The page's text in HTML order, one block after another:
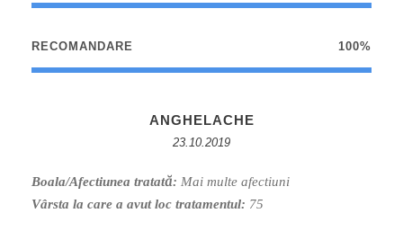
RECOMANDARE 100%
ANGHELACHE
23.10.2019
Boala/Afectiunea tratată: Mai multe afectiuni
Vârsta la care a avut loc tratamentul: 75